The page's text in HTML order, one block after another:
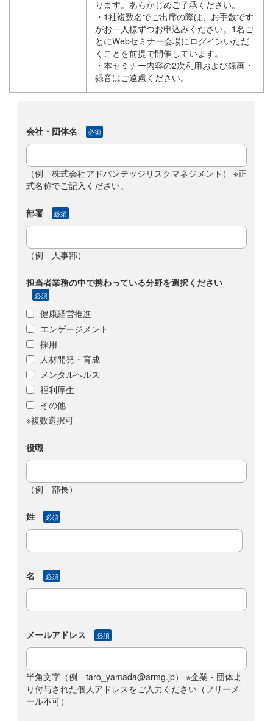
ります。あらかじめご了承ください。
・1社複数名でご出席の際は、お手数です
がお一人様ずつお申込みください。1名ご
とにWebセミナー会場にログインいただ
くことを前提で開催しています。
・本セミナー内容の2次利用および録画・
録音はご遠慮ください。
会社・団体名 必須
（例 株式会社アドバンテッジリスクマネジメント） ※正
式名称でご記入ください。
部署 必須
（例 人事部）
担当者業務の中で携わっている分野を選択ください
必須
健康経営推進
エンゲージメント
採用
人材開発・育成
メンタルヘルス
福利厚生
その他
※複数選択可
役職
（例 部長）
姓 必須
名 必須
メールアドレス 必須
半角文字（例 taro_yamada@armg.jp） ※企業・団体よ
り付与された個人アドレスをご入力ください（フリーメ
ール不可）